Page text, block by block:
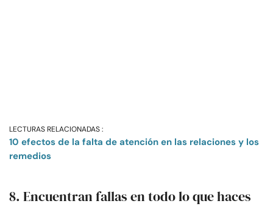
LECTURAS RELACIONADAS :
10 efectos de la falta de atención en las relaciones y los
remedios
8. Encuentran fallas en todo lo que haces